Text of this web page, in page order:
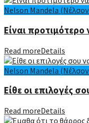
Nelson Mandela
Είναι
Read moreDetails
Nelson Mandela
Είθε οι επιλογές
Read moreDetails